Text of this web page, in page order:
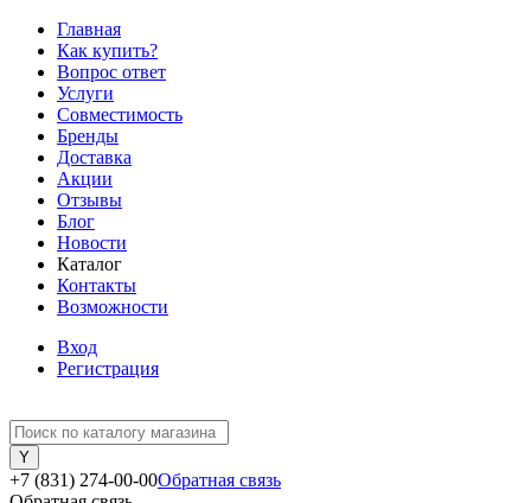
Главная
Как купить?
Вопрос ответ
Услуги
Совместимость
Бренды
Доставка
Акции
Отзывы
Блог
Новости
Каталог
Контакты
Возможности
Вход
Регистрация
+7 (831) 274-00-00Обратная связь